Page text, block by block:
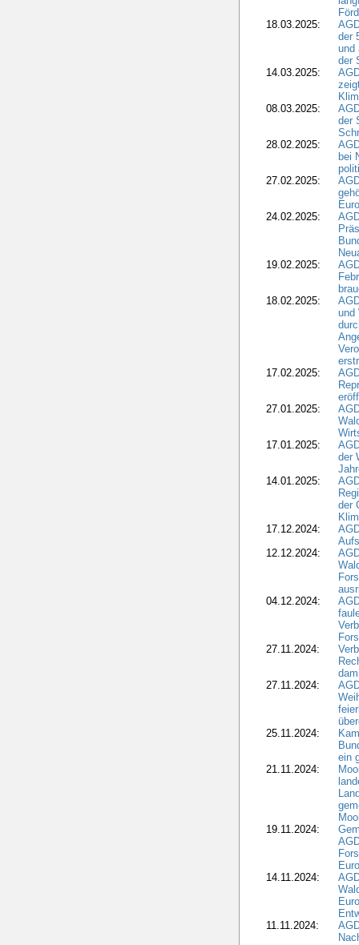
18.03.2025:
der
und
der
14.03.2025:
08.03.2025:
der
28.02.2025:
bei
27.02.2025:
24.02.2025:
19.02.2025:
18.02.2025:
und
17.02.2025:
27.01.2025:
17.01.2025:
der
14.01.2025:
der
17.12.2024:
12.12.2024:
04.12.2024:
27.11.2024:
27.11.2024:
25.11.2024:
ein
21.11.2024:
19.11.2024:
14.11.2024:
11.11.2024: